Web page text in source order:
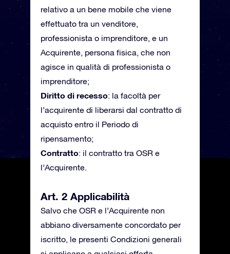
relativo a un bene mobile che viene
effettuato tra un venditore,
professionista o imprenditore, e un
Acquirente, persona fisica, che non
agisce in qualità di professionista o
imprenditore;
Diritto di recesso: la facoltà per
l’acquirente di liberarsi dal contratto di
acquisto entro il Periodo di
ripensamento;
Contratto: il contratto tra OSR e
l’Acquirente.
Art. 2 Applicabilità
Salvo che OSR e l’Acquirente non
abbiano diversamente concordato per
iscritto, le presenti Condizioni generali